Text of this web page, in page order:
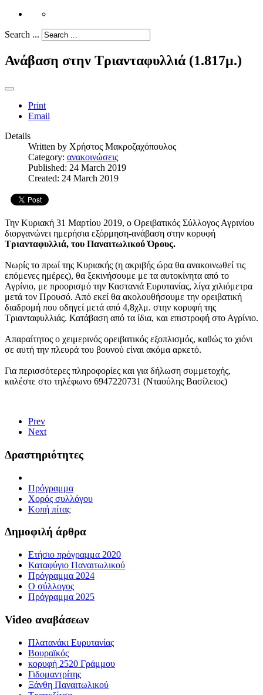
Search ...
Ανάβαση στην Τριανταφυλλιά (1.817μ.)
Print
Email
Details
Written by Χρήστος Μακροζαχόπουλος
Category: ανακοινώσεις
Published: 24 March 2019
Created: 24 March 2019
Την Κυριακή 31 Μαρτίου 2019, ο Ορειβατικός Σύλλογος Αγρινίου
διοργανώνει ημερήσια εξόρμηση-ανάβαση στην κορυφή
Τριανταφυλλιά, του Παναιτωλικού Όρους.
Νωρίς το πρωί της Κυριακής (η ακριβής ώρα θα ανακοινωθεί τις
επόμενες ημέρες), θα ξεκινήσουμε με τα αυτοκίνητα από το
Αγρίνιο, με προορισμό την Καστανιά Ευρυτανίας, λίγα χιλιόμετρα
μετά τον Προυσό. Από εκεί θα ακολουθήσουμε την ορειβατική
διαδρομή που οδηγεί μετά από 4,8χλμ. στην κορυφή της
Τριανταφυλλιάς. Κατάβαση από τα ίδια, και επιστροφή στο Αγρίνιο.
Απαραίτητος ο χειμερινός ορειβατικός εξοπλισμός, καθώς το χιόνι
σε αυτή την πλευρά του βουνού είναι ακόμα αρκετό.
Για περισσότερες πληροφορίες και για δήλωση συμμετοχής,
καλέστε στο τηλέφωνο 6947220731 (Νταούλης Βασίλειος)
Prev
Next
Δραστηριότητες
Πρόγραμμα
Χορός συλλόγου
Κοπή πίτας
Δημοφιλή άρθρα
Ετήσιο πρόγραμμα 2020
Καταφύγιο Παναιτωλικού
Πρόγραμμα 2024
Ο σύλλογος
Πρόγραμμα 2025
Video αναβάσεων
Πλατανάκι Ευρυτανίας
Βουραϊκός
κορυφή 2520 Γράμμου
Γιδομαντρίτης
Ξάνθη Παναιτωλικού